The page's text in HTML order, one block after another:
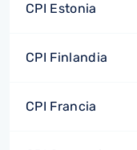
CPI Estonia
CPI Finlandia
CPI Francia